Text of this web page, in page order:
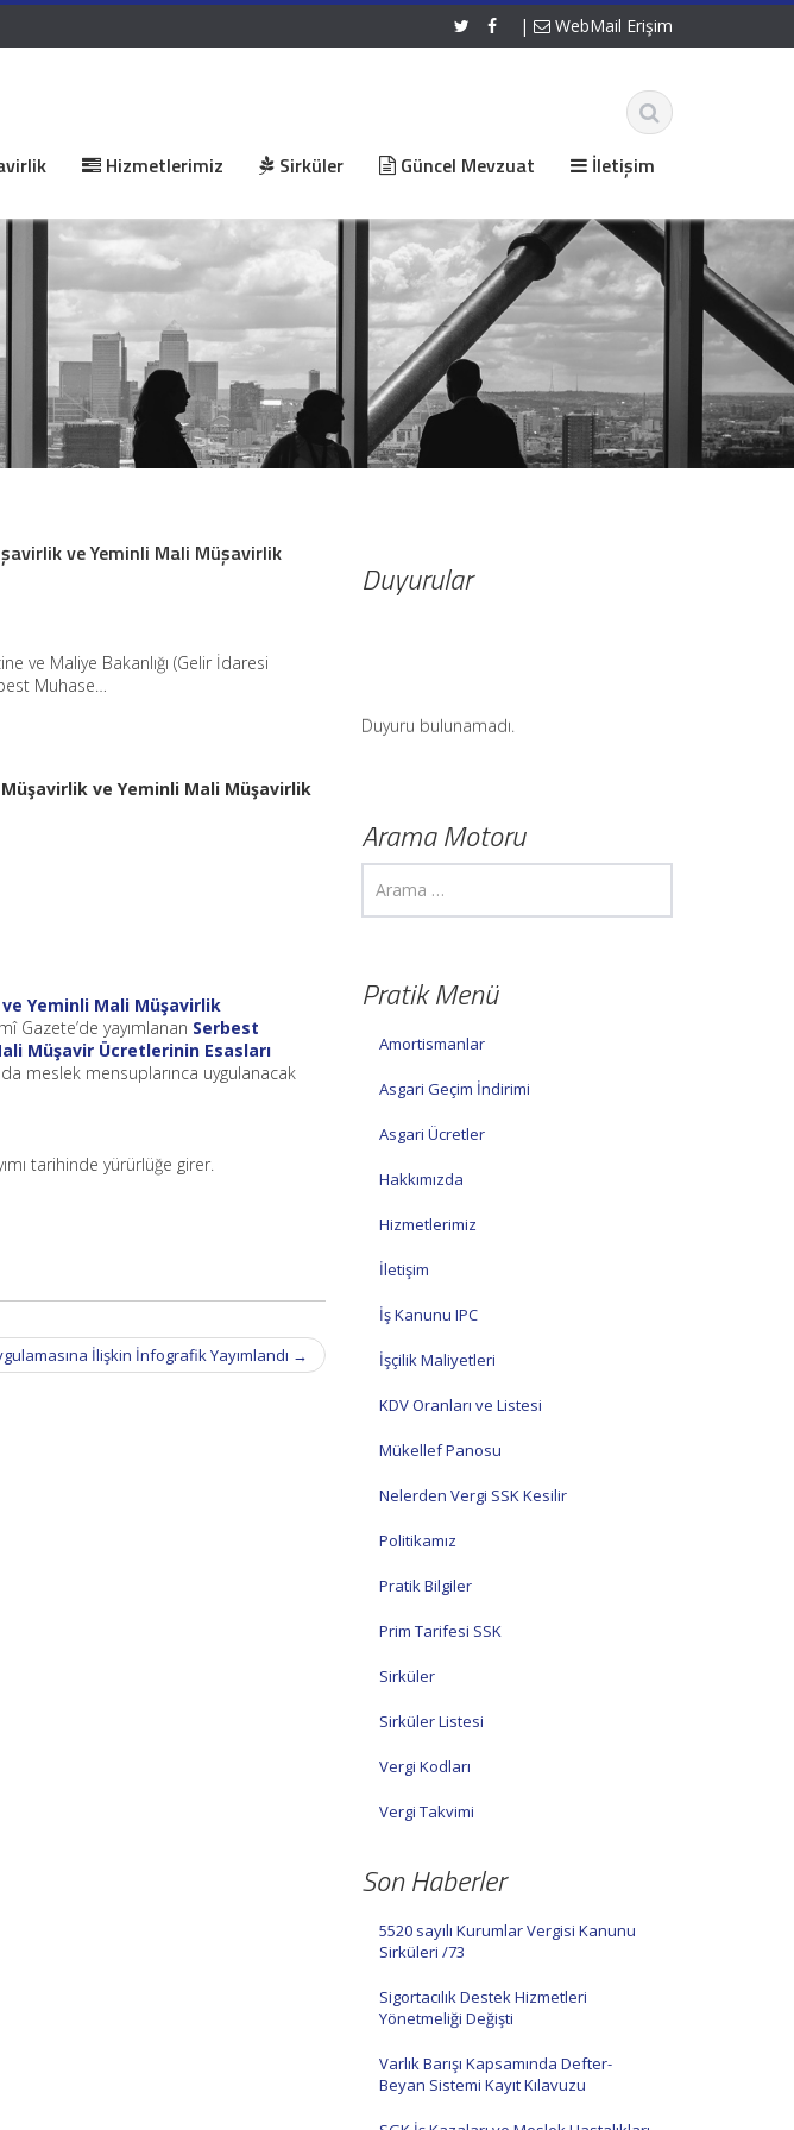
| WebMail Erişim
Hizmetlerimiz Sirküler Güncel Mevzuat İletişim
ve Yeminli Mali Müşavirlik
ve Maliye Bakanlığı (Gelir İdaresi
Muhase…
ve Yeminli Mali Müşavirlik
Yeminli Mali Müşavirlik
Gazete’de yayımlanan Serbest
Müşavir Ücretlerinin Esasları
meslek mensuplarınca uygulanacak
tarihinde yürürlüğe girer.
İlişkin İnfografik Yayımlandı →
Duyurular
Duyuru bulunamadı.
Arama Motoru
Pratik Menü
Amortismanlar
Asgari Geçim İndirimi
Asgari Ücretler
Hakkımızda
Hizmetlerimiz
İletişim
İş Kanunu IPC
İşçilik Maliyetleri
KDV Oranları ve Listesi
Mükellef Panosu
Nelerden Vergi SSK Kesilir
Politikamız
Pratik Bilgiler
Prim Tarifesi SSK
Sirküler
Sirküler Listesi
Vergi Kodları
Vergi Takvimi
Son Haberler
5520 sayılı Kurumlar Vergisi Kanunu
Sirküleri /73
Sigortacılık Destek Hizmetleri
Yönetmeliği Değişti
Varlık Barışı Kapsamında Defter-
Beyan Sistemi Kayıt Kılavuzu